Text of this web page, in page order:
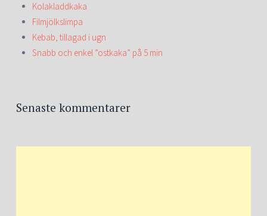
Kolakladdkaka
Filmjölkslimpa
Kebab, tillagad i ugn
Snabb och enkel ”ostkaka” på 5 min
Senaste kommentarer